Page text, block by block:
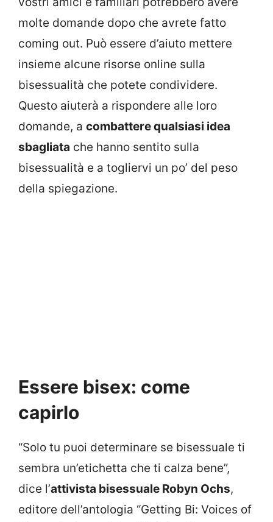
molte domande dopo che avrete fatto
coming out. Può essere d’aiuto mettere
insieme alcune risorse online sulla
bisessualità che potete condividere.
Questo aiuterà a rispondere alle loro
domande, a combattere qualsiasi idea
sbagliata che hanno sentito sulla
bisessualità e a togliervi un po’ del peso
della spiegazione.
Essere bisex: come
capirlo
“Solo tu puoi determinare se bisessuale ti
sembra un’etichetta che ti calza bene”,
dice l’attivista bisessuale Robyn Ochs,
editore dell’antologia “Getting Bi: Voices of